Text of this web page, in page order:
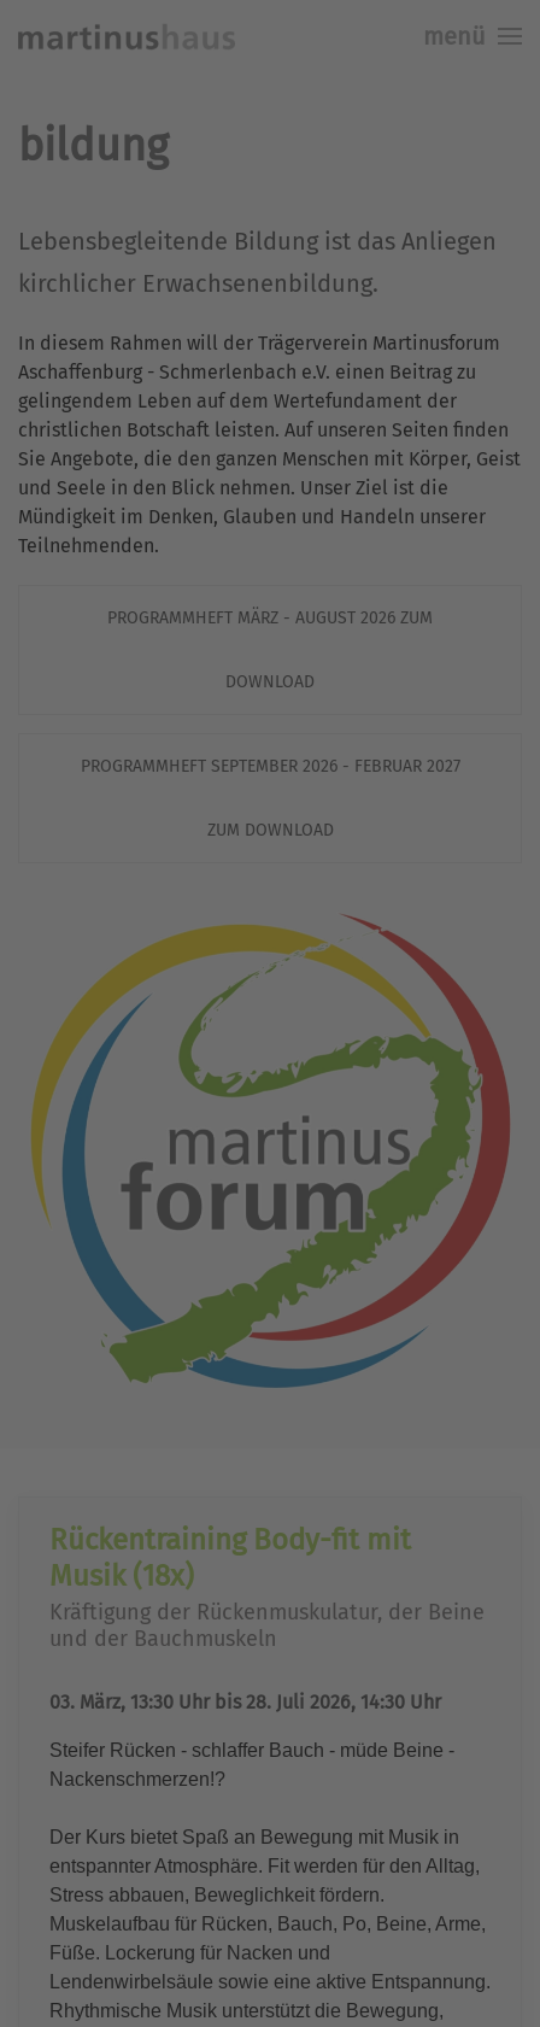
menü
bildung
Lebensbegleitende Bildung ist das Anliegen
kirchlicher Erwachsenenbildung.
In diesem Rahmen will der Trägerverein Martinusforum
Aschaffenburg - Schmerlenbach e.V. einen Beitrag zu
gelingendem Leben auf dem Wertefundament der
christlichen Botschaft leisten. Auf unseren Seiten finden
Sie Angebote, die den ganzen Menschen mit Körper, Geist
und Seele in den Blick nehmen. Unser Ziel ist die
Mündigkeit im Denken, Glauben und Handeln unserer
Teilnehmenden.
PROGRAMMHEFT MÄRZ - AUGUST 2026 ZUM
DOWNLOAD
PROGRAMMHEFT SEPTEMBER 2026 - FEBRUAR 2027
ZUM DOWNLOAD
Rückentraining Body-fit mit
Musik (18x)
Kräftigung der Rückenmuskulatur, der Beine
und der Bauchmuskeln
03. März, 13:30 Uhr bis 28. Juli 2026, 14:30 Uhr
Steifer Rücken - schlaffer Bauch - müde Beine -
Nackenschmerzen!?
Der Kurs bietet Spaß an Bewegung mit Musik in
entspannter Atmosphäre. Fit werden für den Alltag,
Stress abbauen, Beweglichkeit fördern.
Muskelaufbau für Rücken, Bauch, Po, Beine, Arme,
Füße. Lockerung für Nacken und
Lendenwirbelsäule sowie eine aktive Entspannung.
Rhythmische Musik unterstützt die Bewegung,